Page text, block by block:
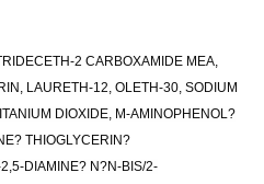
2 CARBOXAMIDE MEA,
LAURETH-12, OLETH-30, SODIUM
DIOXIDE, M-AMINOPHENOL?
THIOGLYCERIN?
DIAMINE? N?N-BIS/2-